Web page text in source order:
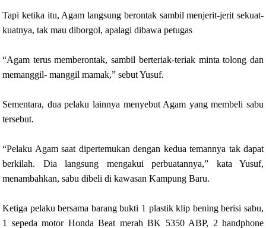
Tapi ketika itu, Agam langsung berontak sambil menjerit-jerit sekuat-
kuatnya, tak mau diborgol, apalagi dibawa petugas
“Agam terus memberontak, sambil berteriak-teriak minta tolong dan
memanggil- manggil mamak,” sebut Yusuf.
Sementara, dua pelaku lainnya menyebut Agam yang membeli sabu
tersebut.
“Pelaku Agam saat dipertemukan dengan kedua temannya tak dapat
berkilah. Dia langsung mengakui perbuatannya,” kata Yusuf,
menambahkan, sabu dibeli di kawasan Kampung Baru.
Ketiga pelaku bersama barang bukti 1 plastik klip bening berisi sabu,
1 sepeda motor Honda Beat merah BK 5350 ABP, 2 handphone